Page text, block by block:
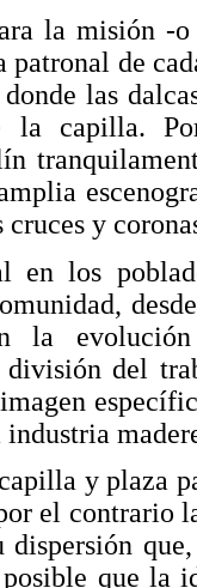
la misión -
patronal de
las
la capilla.
cruces y
en los
la
del
y plaza
el contrario
dispersión
que la